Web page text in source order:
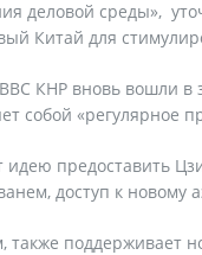
деловой среды»,
Китай для
КНР вновь вошли
собой «регулярное
идею предоставить
доступ к
также поддерживает